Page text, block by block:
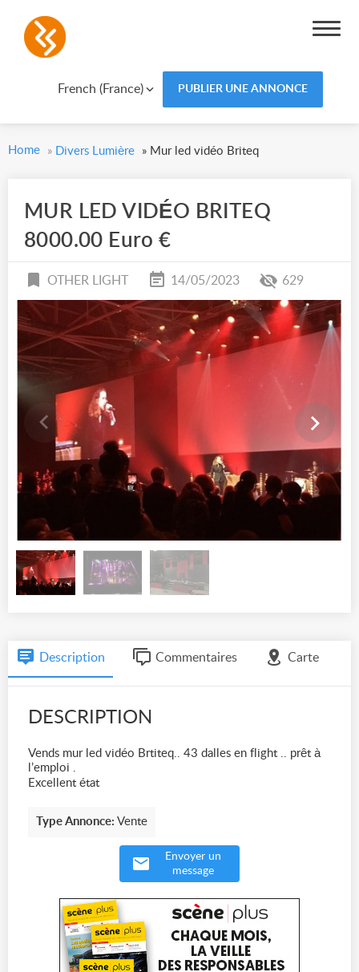
French (France) PUBLIER UNE ANNONCE
Home » Divers Lumière » Mur led vidéo Briteq
MUR LED VIDÉO BRITEQ
8000.00 Euro €
OTHER LIGHT 14/05/2023 629
Description Commentaires Carte
DESCRIPTION
Vends mur led vidéo Brtiteq.. 43 dalles en flight .. prêt à
l’emploi .
Excellent état
Type Annonce: Vente
Envoyer un
message